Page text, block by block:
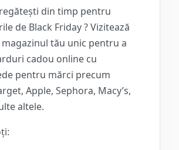
din timp pentru
de Black Friday? Vizitează
magazinul tău unic pentru a
cadou online cu
pentru mărci precum
Apple, Sephora, Macy’s,
altele.